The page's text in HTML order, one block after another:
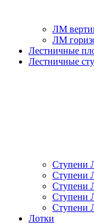
ЛМ
ЛМ
Лестничные
Лестничные
Ступени
Ступени
Ступени
Ступени
Ступени
Лотки